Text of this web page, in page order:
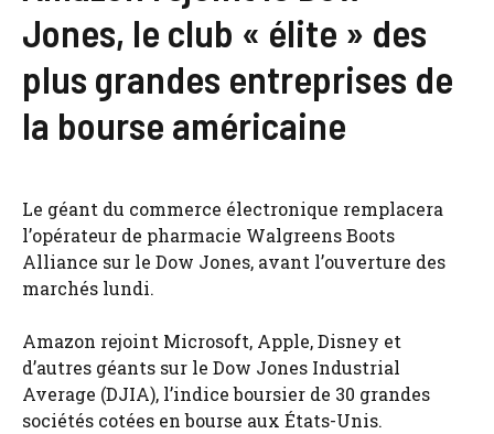
Jones, le club « élite » des
plus grandes entreprises de
la bourse américaine
Le géant du commerce électronique remplacera
l’opérateur de pharmacie Walgreens Boots
Alliance sur le Dow Jones, avant l’ouverture des
marchés lundi.
Amazon rejoint Microsoft, Apple, Disney et
d’autres géants sur le Dow Jones Industrial
Average (DJIA), l’indice boursier de 30 grandes
sociétés cotées en bourse aux États-Unis.